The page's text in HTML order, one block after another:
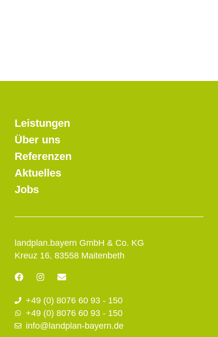
landplan.bayern GmbH & Co. KG
Kreuz 16, 83558 Maitenbeth
F
a
e
b
o
o
I
n
t
a
g
r
E
e
l
o
p
+49 (0) 8076 60 93 - 150
+49 (0) 8076 60 93 - 150
info@landplan-bayern.de
Leistungen
Über uns
Referenzen
Aktuelles
Jobs